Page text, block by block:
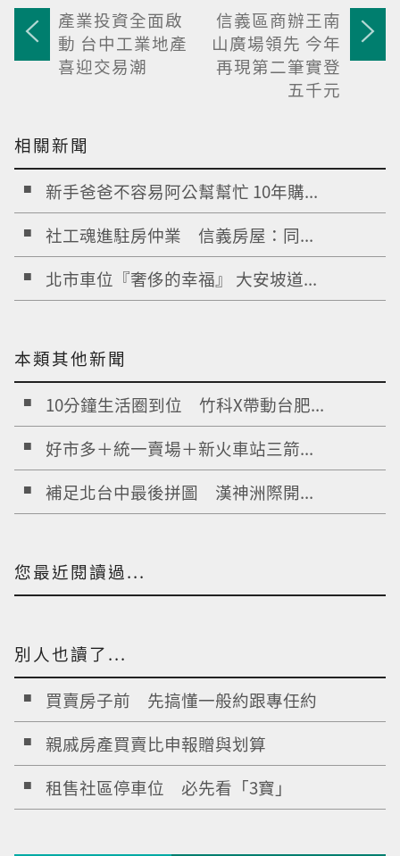
產業投資全面啟
動 台中工業地產
喜迎交易潮
信義區商辦王南
山廣場領先 今年
再現第二筆實登
五千元
相關新聞
新手爸爸不容易阿公幫幫忙 10年購...
社工魂進駐房仲業 信義房屋：同...
北市車位『奢侈的幸福』 大安坡道...
本類其他新聞
10分鐘生活圈到位 竹科X帶動台肥...
好市多＋統一賣場＋新火車站三箭...
補足北台中最後拼圖 漢神洲際開...
您最近閱讀過...
別人也讀了...
買賣房子前 先搞懂一般約跟專任約
親戚房產買賣比申報贈與划算
租售社區停車位 必先看「3寶」